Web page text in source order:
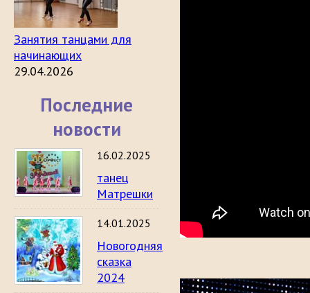
Занятия танцами для
начинающих
29.04.2026
Последние
новости
16.02.2025
танец
Матрешки
14.01.2025
Новогодняя
сказка
2024